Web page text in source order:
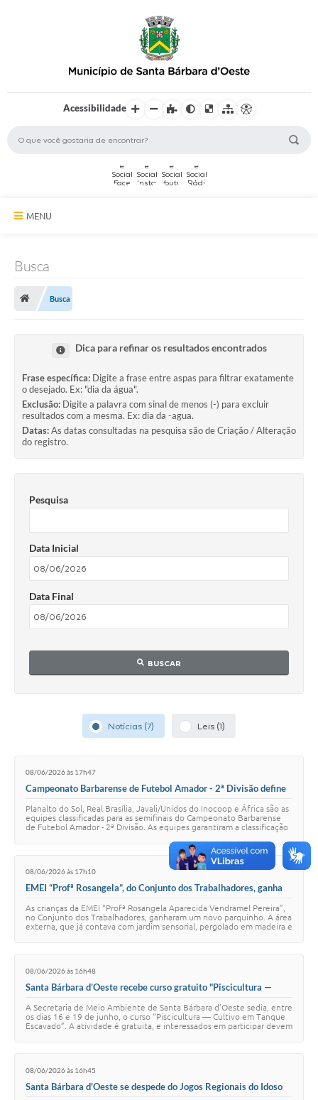
Acessibilidade
MENU
Serviços Online
Ouvidoria
Programa de Incentivo ao Desenvolvimento
Legislação
Covid-19
Protocolo
Utilidades
Certidão Negativa de Empresa
Certidão Negativa de Imóvel
Lei Aldir Blanc
Cartas de Serviço ao Usuário
Principal
Galeria de Fotos
Notícias
Legislação
Links
Jornal
Contato
Plano de Contratações Anuais
Busca
Busca
Dica para refinar os resultados encontrados
Frase específica: Digite a frase entre aspas para filtrar exatamente
o desejado. Ex: "dia da água".
Exclusão: Digite a palavra com sinal de menos (-) para excluir
resultados com a mesma. Ex: dia da -agua.
Datas:As datas consultadas na pesquisa são de Criação / Alteração
do registro.
Pesquisa
Data Inicial
Data Final
BUSCAR
Notícias (7) Leis (1)
08/06/2026 às 17h47
Campeonato Barbarense de Futebol Amador - 2ª Divisão define
Planalto do Sol, Real Brasília, Javali/Unidos do Inocoop e África são as
equipes classificadas para as semifinais do Campeonato Barbarense
de Futebol Amador - 2ª Divisão. As equipes garantiram a classificação
08/06/2026 às 17h10
EMEI “Profª Rosangela”, do Conjunto dos Trabalhadores, ganha
As crianças da EMEI “Profª Rosangela Aparecida Vendramel Pereira”,
no Conjunto dos Trabalhadores, ganharam um novo parquinho. A área
externa, que já contava com jardim sensorial, pergolado em madeira e
08/06/2026 às 16h48
Santa Bárbara d’Oeste recebe curso gratuito "Piscicultura —
A Secretaria de Meio Ambiente de Santa Bárbara d’Oeste sedia, entre
os dias 16 e 19 de junho, o curso “Piscicultura — Cultivo em Tanque
Escavado”. A atividade é gratuita, e interessados em participar devem
08/06/2026 às 16h45
Santa Bárbara d'Oeste se despede do Jogos Regionais do Idoso